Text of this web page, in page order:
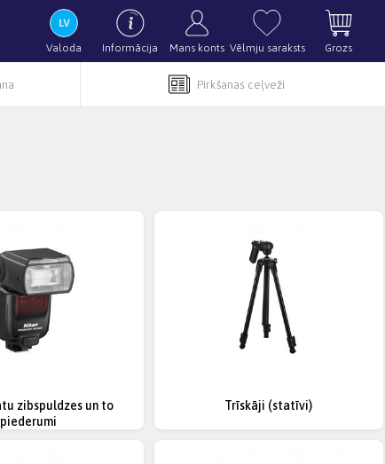
Valoda Informācija Mans konts Vēlmju saraksts Grozs
Pirkšanas ceļveži
zibspuldzes un to
piederumi
Trīskāji (statīvi)